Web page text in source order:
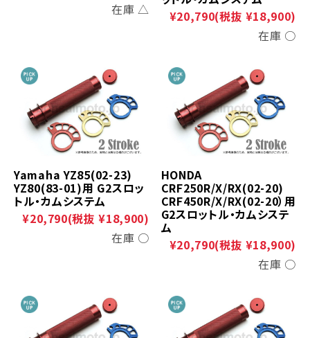
在庫 △
¥20,790(税抜 ¥18,900)
在庫 ○
Yamaha YZ85(02-23)
YZ80(83-01)用 G2スロッ
トル・カムシステム
¥20,790(税抜 ¥18,900)
在庫 ○
HONDA
CRF250R/X/RX(02-20)
CRF450R/X/RX(02-20）用
G2スロットル・カムシステ
ム
¥20,790(税抜 ¥18,900)
在庫 ○